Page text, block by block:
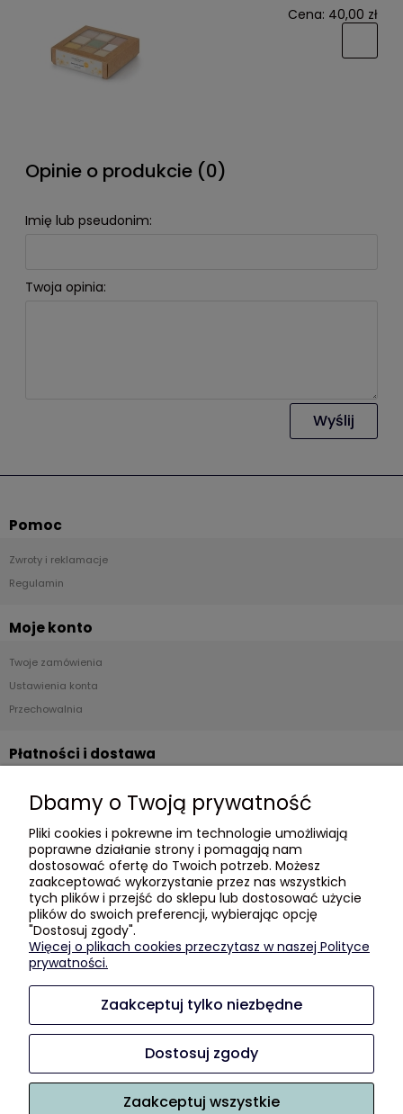
Cena: 40,00 zł
Opinie o produkcie (0)
Imię lub pseudonim:
Twoja opinia:
Wyślij
Pomoc
Zwroty i reklamacje
Regulamin
Moje konto
Twoje zamówienia
Ustawienia konta
Przechowalnia
Płatności i dostawa
Czas i koszty dostawy
Czas realizacji zamówienia
Informacje
Blog
Polityka prywatności
GDZIE KUPIĆ?
Kontakt i dane firmy
Dbamy o Twoją prywatność
Pliki cookies i pokrewne im technologie umożliwiają
poprawne działanie strony i pomagają nam
dostosować ofertę do Twoich potrzeb. Możesz
zaakceptować wykorzystanie przez nas wszystkich
tych plików i przejść do sklepu lub dostosować użycie
plików do swoich preferencji, wybierając opcję
"Dostosuj zgody".
Więcej o plikach cookies przeczytasz w naszej Polityce
prywatności.
Zaakceptuj tylko niezbędne
Dostosuj zgody
Zaakceptuj wszystkie